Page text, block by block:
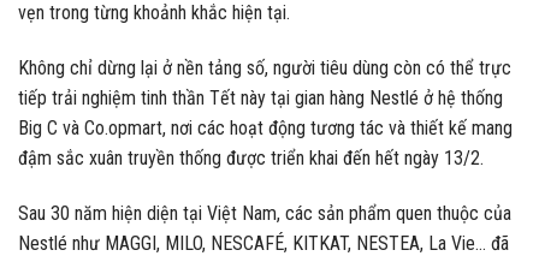
vẹn trong từng khoảnh khắc hiện tại.
Không chỉ dừng lại ở nền tảng số, người tiêu dùng còn có thể trực
tiếp trải nghiệm tinh thần Tết này tại gian hàng Nestlé ở hệ thống
Big C và Co.opmart, nơi các hoạt động tương tác và thiết kế mang
đậm sắc xuân truyền thống được triển khai đến hết ngày 13/2.
Sau 30 năm hiện diện tại Việt Nam, các sản phẩm quen thuộc của
Nestlé như MAGGI, MILO, NESCAFÉ, KITKAT, NESTEA, La Vie… đã